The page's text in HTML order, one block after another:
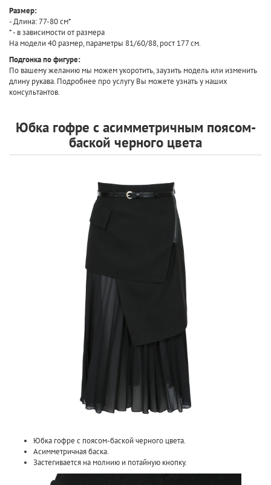
Размер:
- Длина: 77-80 см*
* - в зависимости от размера
На модели 40 размер, параметры 81/60/88, рост 177 см.
Подгонка по фигуре:
По вашему желанию мы можем укоротить, заузить модель или изменить
длину рукава. Подробнее про услугу Вы можете узнать у наших
консультантов.
Юбка гофре с асимметричным поясом-
баской черного цвета
Юбка гофре с поясом-баской черного цвета.
Асимметричная баска.
Застегивается на молнию и потайную кнопку.